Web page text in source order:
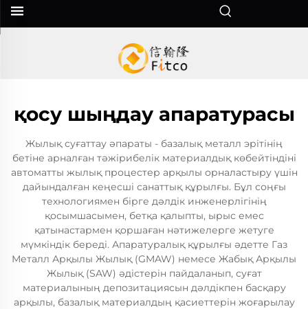
қосу шыңдау апаратурасы
Жылық суғаттау әпараты - базалық металл эрітінің
бетіне арналған тәжірибелік материалдық көбейтіндіні
автоматты жылық процестер арқылы орналастыру үшін
дайындалған кеңесші санаттық құрылғы. Бұл соңғы
технологиямен бірге дәлдік инженерлігінің
қосымшасымен, бетқа қалыпты, ырыс емес
қатынастармен қоршаған нәтижелерге жетуге
мүмкіндік береді. Апаратуралық құрылғы әдетте Газ
Металл Арқылы Жылық (GMAW) немесе Жабық Арқылы
Жылық (SAW) әдістерін пайдаланып, суғат
материалының депозитациясын дәлдікпен басқару
арқылы, базалық материалдың қасиеттерін жоғарылау